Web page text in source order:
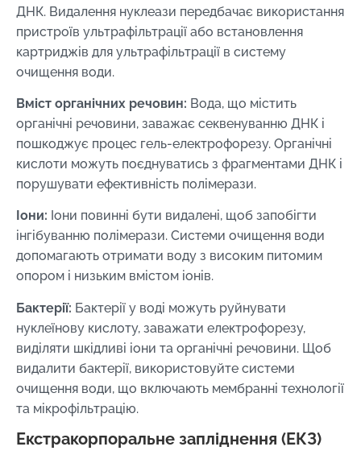
ДНК. Видалення нуклеази передбачає використання
пристроїв ультрафільтрації або встановлення
картриджів для ультрафільтрації в систему
очищення води.
Вміст органічних речовин: Вода, що містить
органічні речовини, заважає секвенуванню ДНК і
пошкоджує процес гель-електрофорезу. Органічні
кислоти можуть поєднуватись з фрагментами ДНК і
порушувати ефективність полімерази.
Іони: Іони повинні бути видалені, щоб запобігти
інгібуванню полімерази. Системи очищення води
допомагають отримати воду з високим питомим
опором і низьким вмістом іонів.
Бактерії: Бактерії у воді можуть руйнувати
нуклеїнову кислоту, заважати електрофорезу,
виділяти шкідливі іони та органічні речовини. Щоб
видалити бактерії, використовуйте системи
очищення води, що включають мембранні технології
та мікрофільтрацію.
Екстракорпоральне запліднення (ЕКЗ)